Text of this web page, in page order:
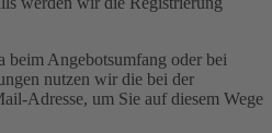
Angebotsumfang oder bei
nutzen wir die bei der
Adresse, um Sie auf diesem Wege